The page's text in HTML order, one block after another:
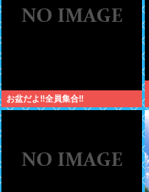
お盆だよ‼全員集合‼